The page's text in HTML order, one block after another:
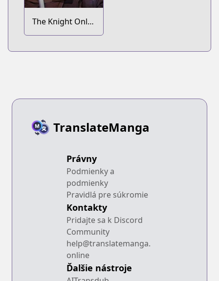
The Knight Only
Lives Today
TranslateManga
Právny
Podmienky a
podmienky
Pravidlá pre súkromie
Kontakty
Pridajte sa k Discord
Community
help@translatemanga.
online
Ďalšie nástroje